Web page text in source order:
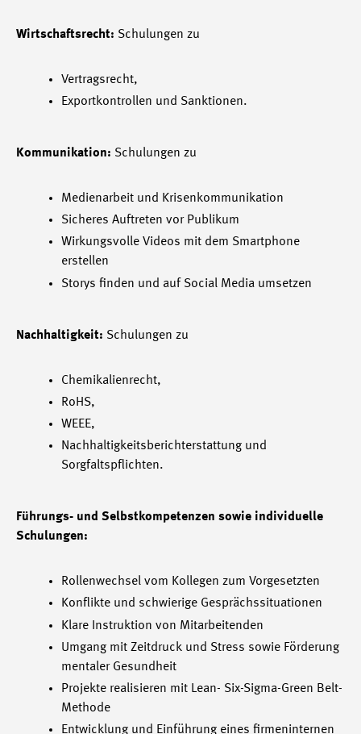
Wirtschaftsrecht: Schulungen zu
Vertragsrecht,
Exportkontrollen und Sanktionen.
Kommunikation: Schulungen zu
Medienarbeit und Krisenkommunikation
Sicheres Auftreten vor Publikum
Wirkungsvolle Videos mit dem Smartphone
erstellen
Storys finden und auf Social Media umsetzen
Nachhaltigkeit: Schulungen zu
Chemikalienrecht,
RoHS,
WEEE,
Nachhaltigkeitsberichterstattung und
Sorgfaltspflichten.
Führungs- und Selbstkompetenzen sowie individuelle
Schulungen:
Rollenwechsel vom Kollegen zum Vorgesetzten
Konflikte und schwierige Gesprächssituationen
Klare Instruktion von Mitarbeitenden
Umgang mit Zeitdruck und Stress sowie Förderung
mentaler Gesundheit
Projekte realisieren mit Lean- Six-Sigma-Green Belt-
Methode
Entwicklung und Einführung eines firmeninternen